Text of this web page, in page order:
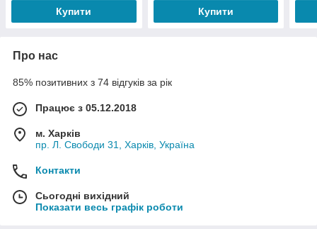
Купити Купити
Про нас
85% позитивних з 74 відгуків за рік
Працює з 05.12.2018
м. Харків
пр. Л. Свободи 31, Харків, Україна
Контакти
Сьогодні вихідний
Показати весь графік роботи